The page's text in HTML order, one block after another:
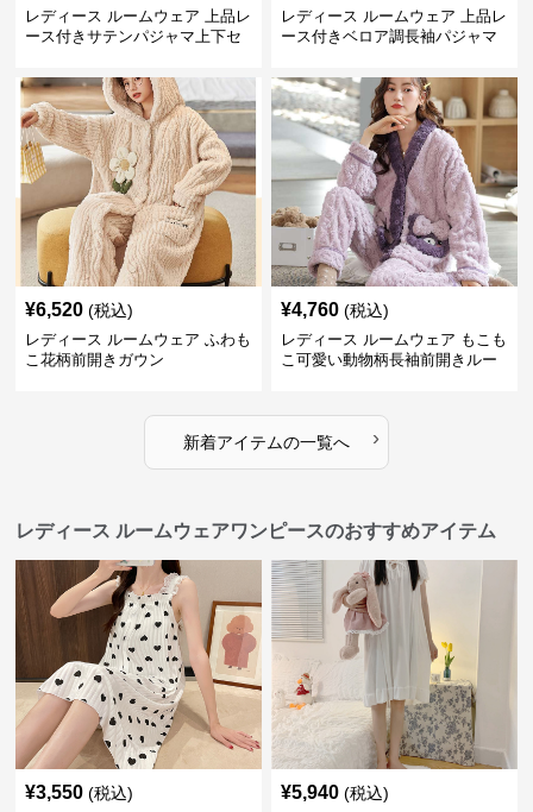
レディース ルームウェア 上品レ
ース付きサテンパジャマ上下セ
レディース ルームウェア 上品レ
ース付きベロア調長袖パジャマ
¥6,520 (税込)
レディース ルームウェア ふわも
こ花柄前開きガウン
¥4,760 (税込)
レディース ルームウェア もこも
こ可愛い動物柄長袖前開きルー
新着アイテムの一覧へ ›
レディース ルームウェアワンピースのおすすめアイテム
¥3,550 (税込) ¥5,940 (税込)